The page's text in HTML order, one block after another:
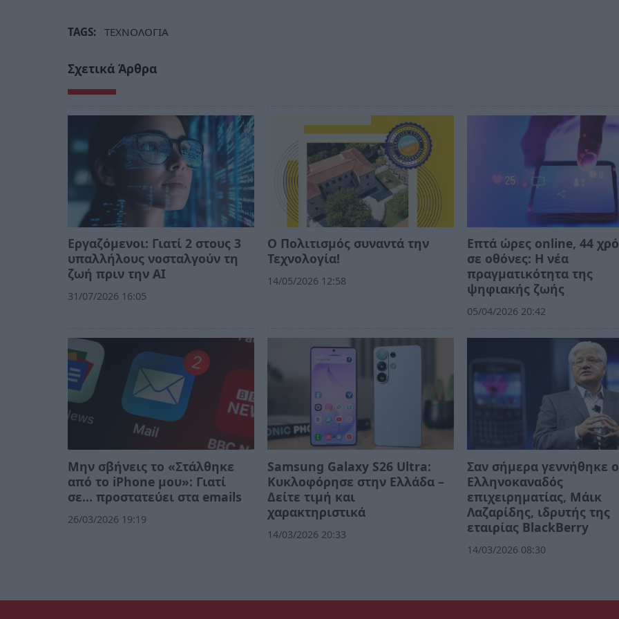
TAGS: ΤΕΧΝΟΛΟΓΙΑ
Σχετικά Άρθρα
Εργαζόμενοι: Γιατί 2 στους 3
υπαλλήλους νοσταλγούν τη
ζωή πριν την ΑΙ
31/07/2026 16:05
Ο Πολιτισμός συναντά την
Τεχνολογία!
14/05/2026 12:58
Επτά ώρες online, 44
σε οθόνες: Η νέα
πραγματικότητα της
ψηφιακής ζωής
05/04/2026 20:42
Μην σβήνεις το «Στάλθηκε
από το iPhone μου»: Γιατί
σε… προστατεύει στα emails
26/03/2026 19:19
Samsung Galaxy S26 Ultra:
Κυκλοφόρησε στην Ελλάδα –
Δείτε τιμή και
χαρακτηριστικά
14/03/2026 20:33
Σαν σήμερα γεννήθηκε ο
Ελληνοκαναδός
επιχειρηματίας, Μάικ
Λαζαρίδης, ιδρυτής της
εταιρίας BlackBerry
14/03/2026 08:30